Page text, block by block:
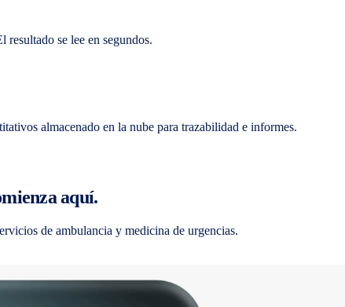
se lee en segundos.
almacenado en la nube para trazabilidad e informes.
aquí.
de ambulancia y medicina de urgencias.